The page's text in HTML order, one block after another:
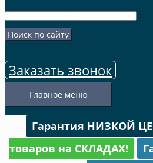
Заказать звонок
Главное меню
Гарантия НИЗКОЙ
товаров на СКЛАДАХ!